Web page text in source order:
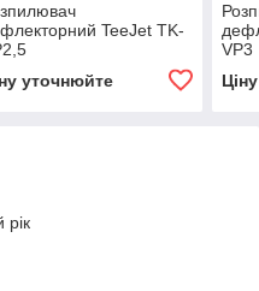
TeeJet TK-
уточнюйте
VP3
рік